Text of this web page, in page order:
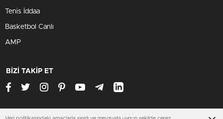
Tenis İddaa
Basketbol Canlı
AMP
BİZİ TAKİP ET